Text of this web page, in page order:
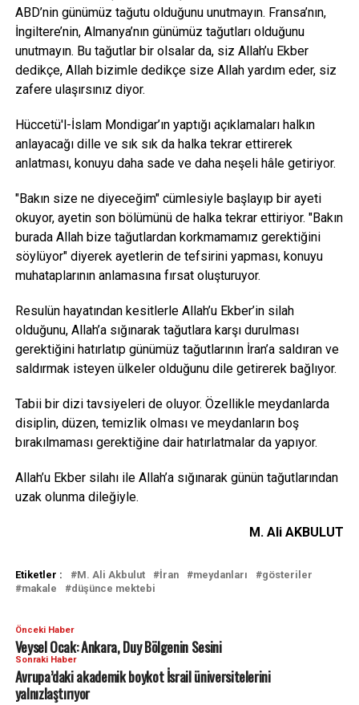
ABD’nin günümüz tağutu olduğunu unutmayın. Fransa’nın,
İngiltere’nin, Almanya’nın günümüz tağutları olduğunu
unutmayın. Bu tağutlar bir olsalar da, siz Allah’u Ekber
dedikçe, Allah bizimle dedikçe size Allah yardım eder, siz
zafere ulaşırsınız diyor.
Hüccetü'l-İslam Mondigar’ın yaptığı açıklamaları halkın
anlayacağı dille ve sık sık da halka tekrar ettirerek
anlatması, konuyu daha sade ve daha neşeli hâle getiriyor.
"Bakın size ne diyeceğim" cümlesiyle başlayıp bir ayeti
okuyor, ayetin son bölümünü de halka tekrar ettiriyor. "Bakın
burada Allah bize tağutlardan korkmamamız gerektiğini
söylüyor" diyerek ayetlerin de tefsirini yapması, konuyu
muhataplarının anlamasına fırsat oluşturuyor.
Resulün hayatından kesitlerle Allah’u Ekber’in silah
olduğunu, Allah’a sığınarak tağutlara karşı durulması
gerektiğini hatırlatıp günümüz tağutlarının İran’a saldıran ve
saldırmak isteyen ülkeler olduğunu dile getirerek bağlıyor.
Tabii bir dizi tavsiyeleri de oluyor. Özellikle meydanlarda
disiplin, düzen, temizlik olması ve meydanların boş
bırakılmaması gerektiğine dair hatırlatmalar da yapıyor.
Allah’u Ekber silahı ile Allah’a sığınarak günün tağutlarından
uzak olunma dileğiyle.
M. Ali AKBULUT
Etiketler : M. Ali Akbulut İran meydanları
gösteriler
makale
düşünce mektebi
Önceki Haber
Veysel Ocak: Ankara, Duy Bölgenin Sesini
Sonraki Haber
Avrupa’daki akademik boykot İsrail üniversitelerini
yalnızlaştırıyor